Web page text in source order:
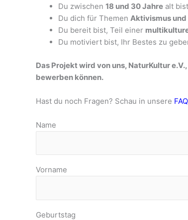
Du zwischen 18 und 30 Jahre alt bist
Du dich für Themen Aktivismus
Du bereit bist, Teil einer
Du motiviert bist, Ihr Bestes zu
Das Projekt wird von uns, NaturKultur
bewerben können.
Hast du noch Fragen? Schau in unsere FAQ
Name
Vorname
Geburtstag